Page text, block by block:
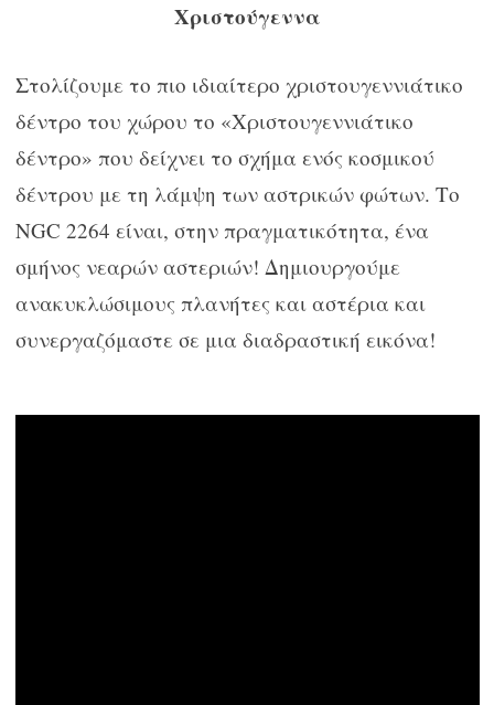
Χριστούγεννα
Στολίζουμε το πιο ιδιαίτερο χριστουγεννιάτικο
δέντρο του χώρου το «Χριστουγεννιάτικο
δέντρο» που δείχνει το σχήμα ενός κοσμικού
δέντρου με τη λάμψη των αστρικών φώτων. Το
NGC 2264 είναι, στην πραγματικότητα, ένα
σμήνος νεαρών αστεριών! Δημιουργούμε
ανακυκλώσιμους πλανήτες και αστέρια και
συνεργαζόμαστε σε μια διαδραστική εικόνα!